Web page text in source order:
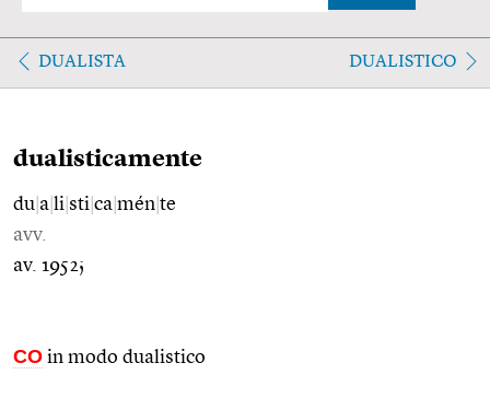
DUALISTA DUALISTICO
dualisticamente
du a li sti ca mén te
avv.
av. 1952;
CO in modo dualistico